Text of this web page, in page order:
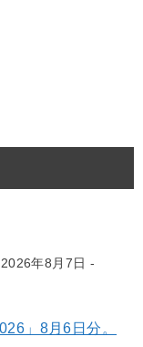
2026年8月7日 -
」8月6日分。